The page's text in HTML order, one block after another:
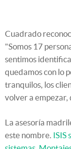
Cuadrado
"Somos 17
sentimos
quedamos con lo
tranquilos, los
volver a empezar,
La asesoría
este nombre. ISIS